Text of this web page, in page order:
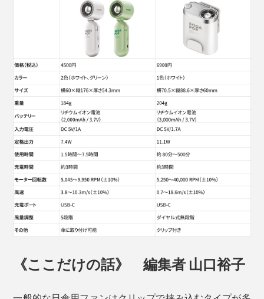
《ここだけの話》 編集者 山口裕子